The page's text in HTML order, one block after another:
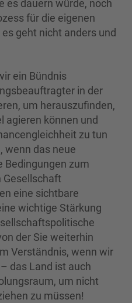
es dauern würde, noch
für die eigenen
geht nicht anders und
ein Bündnis
in der
um herauszufinden,
agieren können und
zu tun
wenn das neue
Bedingungen zum
Gesellschaft
eine sichtbare
wichtige Stärkung
der Sie weiterhin
Verständnis, wenn wir
das Land ist auch
um nicht
zu müssen!